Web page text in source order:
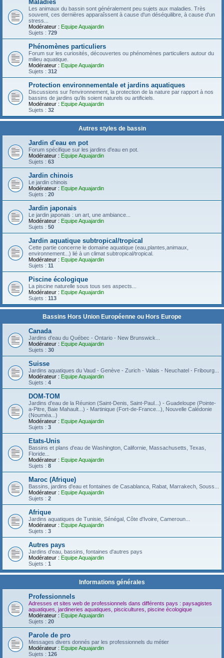
Maladies
Les animaux du bassin sont généralement peu sujets aux maladies. Très
souvent, ces dernières apparaîssent à cause d'un déséquilibre, à cause d'un
stress...
Modérateur : Equipe Aquajardin
Sujets : 729
Phénomènes particuliers
Forum sur les curiosités, découvertes ou phénomènes particuliers autour du
milieu aquatique.
Modérateur : Equipe Aquajardin
Sujets : 312
Protection environnementale et jardins aquatiques
Discussions sur l'environnement, la protection de la nature par rapport à nos
bassins de jardins qu'ils soient naturels ou artificiels.
Modérateur : Equipe Aquajardin
Sujets : 32
Autres styles de bassin
Jardin d'eau en pot
Forum spécifique sur les jardins d'eau en pot.
Modérateur : Equipe Aquajardin
Sujets : 63
Jardin chinois
Le jardin chinois
Modérateur : Equipe Aquajardin
Sujets : 20
Jardin japonais
Le jardin japonais : un art, une ambiance...
Modérateur : Equipe Aquajardin
Sujets : 50
Jardin aquatique subtropical/tropical
Cette partie concerne le domaine aquatique (eau,plantes,animaux,
environnement...) lié à un climat subtropical/tropical.
Modérateur : Equipe Aquajardin
Sujets : 11
Piscine écologique
La piscine naturelle sous tous ses aspects...
Modérateur : Equipe Aquajardin
Sujets : 113
Bassins Hors Union Européenne ou Hors Europe
Canada
Jardins d'eau du Québec - Ontario - New Brunswick...
Modérateur : Equipe Aquajardin
Sujets : 30
Suisse
Jardins aquatiques du Vaud - Genève - Zurich - Valais - Neuchatel - Fribourg...
Modérateur : Equipe Aquajardin
Sujets : 4
DOM-TOM
Jardins d'eau de la Réunion (Saint-Denis, Saint-Paul...) - Guadeloupe (Pointe-
a-Pitre, Baie Mahault...) - Martinique (Fort-de-France...), Nouvelle Calédonie
(Nouméa...)
Modérateur : Equipe Aquajardin
Sujets : 3
Etats-Unis
Bassins et plans d'eau de Washington, Californie, Massachusetts, Texas,
Floride...
Modérateur : Equipe Aquajardin
Sujets : 8
Maroc (Afrique)
Bassins, jardins d'eau et fontaines de Casablanca, Rabat, Marrakech, Souss...
Modérateur : Equipe Aquajardin
Sujets : 2
Afrique
Jardins aquatiques de Tunisie, Sénégal, Côte d'Ivoire, Cameroun...
Modérateur : Equipe Aquajardin
Sujets : 3
Autres pays
Jardins d'eau, bassins, fontaines d'autres pays
Modérateur : Equipe Aquajardin
Sujets : 1
Informations générales
Professionnels
Adresses et sites web de professionnels dans différents pays : paysagistes
aquatiques, jardineries aquatiques, piscicultures, piscine écologique
Modérateur : Equipe Aquajardin
Sujets : 20
Parole de pro
Messages divers donnés par les professionnels du métier
Modérateur : Equipe Aquajardin
Sujets : 126